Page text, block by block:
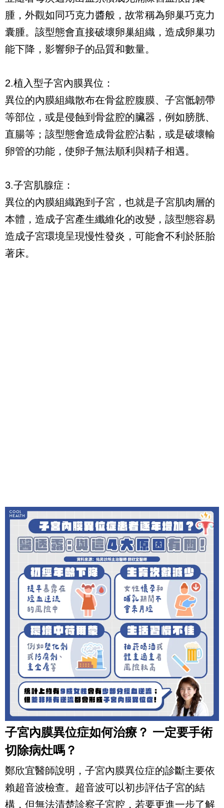
腫，外觀如同巧克力醬般，故常稱為卵巢巧克力
囊腫。該型態會直接破壞卵巢組織，造成卵巢功
能下降，影響卵子的品質和數量。
2.植入型子宮內膜異位：
異位的內膜組織散布在骨盆腔腹膜、子宮骶韌帶
等部位，或是侵蝕到骨盆腔的臟器，例如膀胱、
直腸等；該型態會造成骨盆腔沾黏，或是破壞輸
卵管的功能，使卵子無法順利與精子相遇。
3.子宮肌腺症：
異位的內膜組織跑到子宮，也就是子宮肌肉層的
本體，造成子宮產生纖維化的改變，該型態容易
造成子宮環境呈現慢性發炎，可能會不利於胚胎
著床。
子宮內膜異位症如何治療？ 一定要手術
切除病灶嗎？
鄭欣宜醫師說明，子宮內膜異位症的診斷主要依
賴超音波檢查。超音波可以初步評估子宮的結
構，但無法清楚診察子宮腔，若要更進一步了解